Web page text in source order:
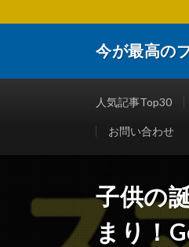
今が最高の
楽しくする仕事術
人気記事Top30
お問い合わせ
子供の
まり！